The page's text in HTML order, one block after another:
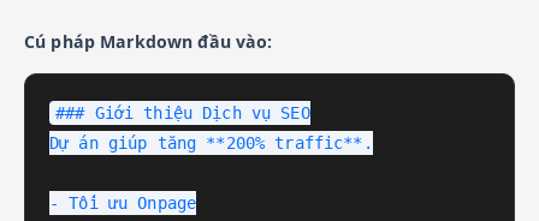
Cú pháp Markdown đầu vào:
### Giới thiệu Dịch vụ SEO
Dự án giúp tăng **200% traffic**.
- Tối ưu Onpage